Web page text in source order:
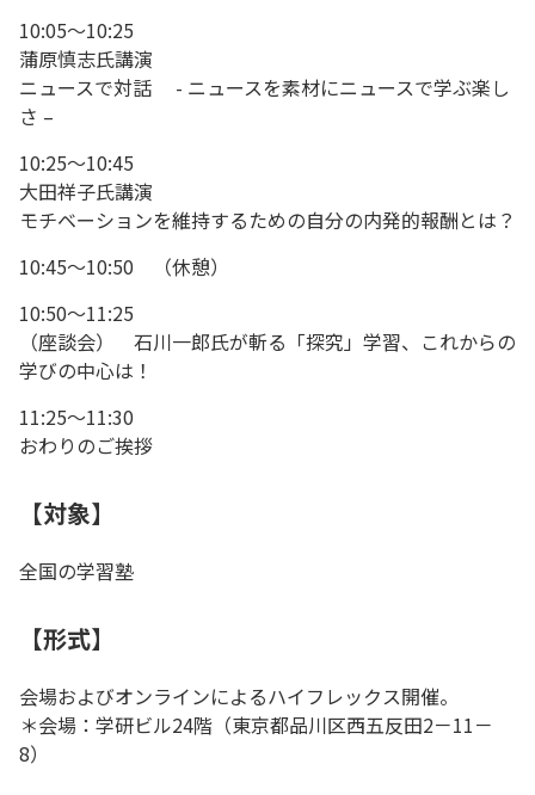
10:05～10:25
蒲原慎志氏講演
ニュースで対話 - ニュースを素材にニュースで学ぶ楽し
さ –
10:25～10:45
大田祥子氏講演
モチベーションを維持するための自分の内発的報酬とは？
10:45～10:50 （休憩）
10:50～11:25
（座談会） 石川一郎氏が斬る「探究」学習、これからの
学びの中心は！
11:25～11:30
おわりのご挨拶
【対象】
全国の学習塾
【形式】
会場およびオンラインによるハイフレックス開催。
＊会場：学研ビル24階（東京都品川区西五反田2－11－
8）